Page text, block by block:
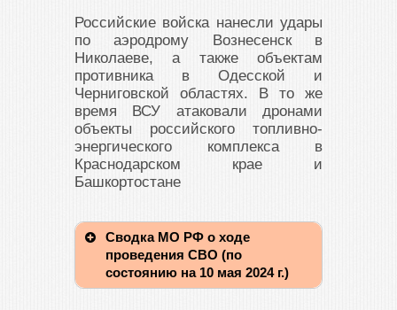
Российские войска нанесли удары
по аэродрому Вознесенск в
Николаеве, а также объектам
противника в Одесской и
Черниговской областях. В то же
время ВСУ атаковали дронами
объекты российского топливно-
энергического комплекса в
Краснодарском крае и
Башкортостане
Сводка МО РФ о ходе
проведения СВО (по
состоянию на 10 мая 2024 г.)